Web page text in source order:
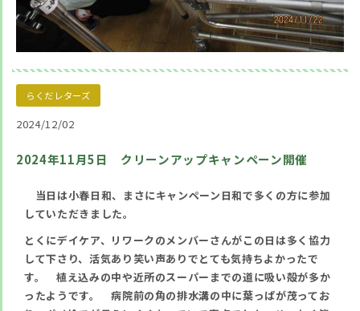
らくだレターズ
2024/12/02
2024年11月5日 クリーンアップキャンペーン開催
当日は小春日和、まさにキャンペーン日和で多くの方に参加
していただきました。
とくにデイケア、リワークのメンバーさんがこの日は多く協力
して下さり、活気あり笑い声ありでとても気持ちよかったで
す。 植え込みの中や近所のスーパーまでの道に吸い殻が多か
ったようです。 病院前の角の排水溝の中に葉っぱが茂ってお